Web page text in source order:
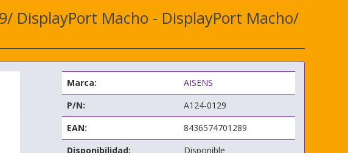
DisplayPort Macho - DisplayPort Macho/
Marca:
AISENS
P/N:
A124-0129
EAN:
8436574701289
Disponibilidad:
Disponible